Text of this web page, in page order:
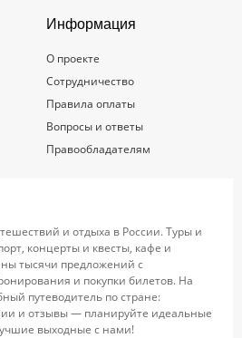
Информация
О проекте
Сотрудничество
Правила оплаты
Вопросы и ответы
Правообладателям
и отдыха в России. Туры и
концерты и квесты, кафе и
тысячи предложений с
и покупки билетов. На
путеводитель по стране:
и отзывы — планируйте идеальные
выходные с нами!